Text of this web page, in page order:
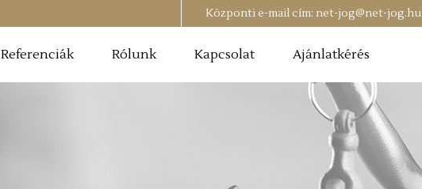
Központi e-mail cím: net-jog@net-jog.hu
Referenciák Rólunk Kapcsolat Ajánlatkérés